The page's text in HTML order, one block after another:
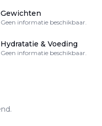
Gewichten
Geen informatie beschikbaar.
Hydratatie & Voeding
Geen informatie beschikbaar.